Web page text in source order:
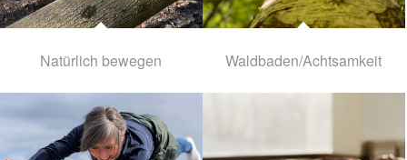
Natürlich bewegen Waldbaden/Achtsamkeit